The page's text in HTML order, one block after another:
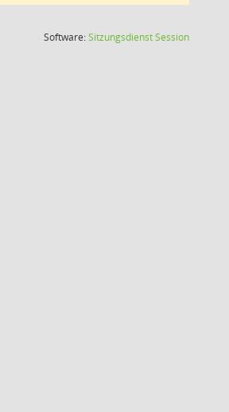
Software:SitzungsdienstSession(Wird in